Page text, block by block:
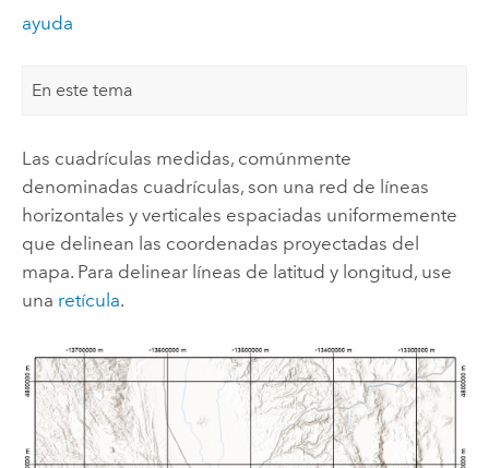
ayuda
En este tema
Las cuadrículas medidas, comúnmente
denominadas cuadrículas, son una red de líneas
horizontales y verticales espaciadas uniformemente
que delinean las coordenadas proyectadas del
mapa. Para delinear líneas de latitud y longitud, use
una retícula.